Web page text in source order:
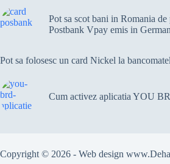
Pot sa scot bani in Romania de
Postbank Vpay emis in
Pot sa folosesc un card Nickel la
Cum activez aplicatia YOU
Copyright © 2026 - Web design